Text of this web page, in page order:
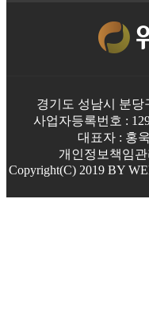
경기도 성남시 분당
사업자등록번호 :
대표자 : 홍
개인정보책임관
Copyright(C) 2019 BY